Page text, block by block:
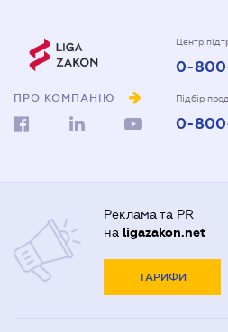
ПРО КОМПАНІЮ
Центр
0-
Підбір
0-
Реклама та PR
на ligazakon.net
ТАРИФИ